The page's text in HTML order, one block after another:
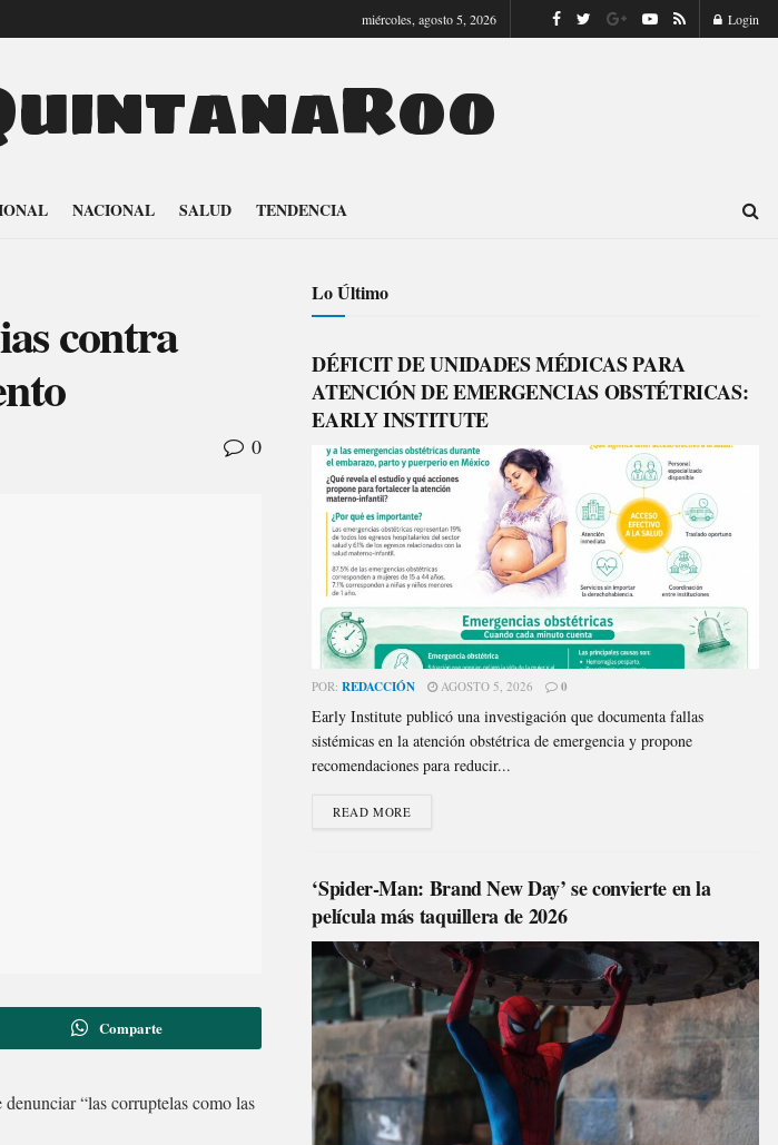
miércoles, agosto 5, 2026 Login
NACIONAL SALUD TENDENCIA
contra
0
Comparte
“las corruptelas como las
Lo Último
DÉFICIT DE UNIDADES MÉDICAS PARA
ATENCIÓN DE EMERGENCIAS OBSTÉTRICAS:
EARLY INSTITUTE
POR: REDACCIÓN AGOSTO 5, 2026 0
Early Institute publicó una investigación que documenta fallas
sistémicas en la atención obstétrica de emergencia y propone
recomendaciones para reducir...
READ MORE
‘Spider-Man: Brand New Day’ se convierte en la
película más taquillera de 2026